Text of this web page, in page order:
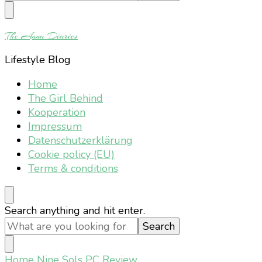
Something?
The Anna Diaries
Lifestyle Blog
Home
The Girl Behind
Kooperation
Impressum
Datenschutzerklärung
Cookie policy (EU)
Terms & conditions
Looking
for
Something?
Search anything and hit enter.